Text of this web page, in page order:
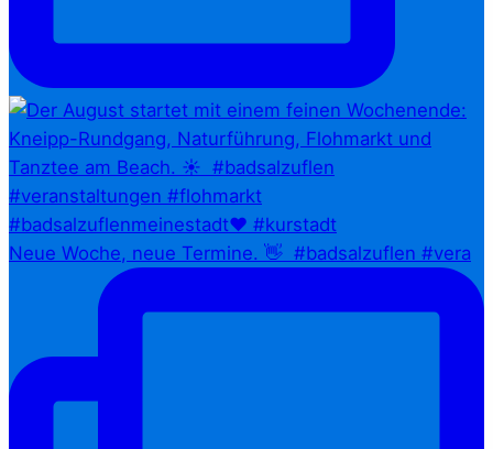
Neue Woche, neue Termine. 👋⁠ ⁠ #badsalzuflen #vera